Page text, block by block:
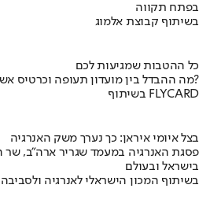
בפתח תקווה
בשיתוף קבוצת אלמוג
כל ההטבות שמגיעות לכם
מה ההבדל בין מועדון תעופה וכרטיס אשראי?
בשיתוף FLYCARD
בצל איומי איראן: כך נערך משק האנרגיה
פסגת האנרגיה במעמד שגריר ארה"ב, שר
בישראל ובעולם
בשיתוף המכון הישראלי לאנרגיה ולסביבה